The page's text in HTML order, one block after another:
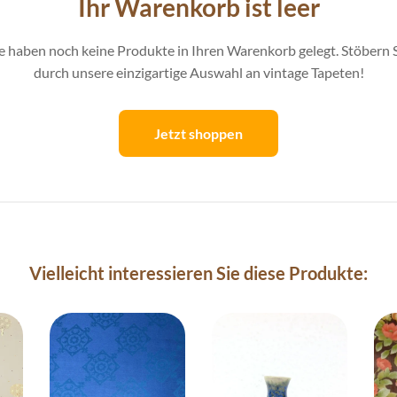
Ihr Warenkorb ist leer
haben noch keine Produkte in Ihren Warenkorb gelegt. Stöbern
durch unsere einzigartige Auswahl an vintage Tapeten!
Jetzt shoppen
Vielleicht interessieren Sie diese Produkte: